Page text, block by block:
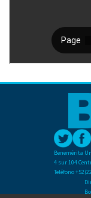
Benemérita
4 sur 104
Teléfono